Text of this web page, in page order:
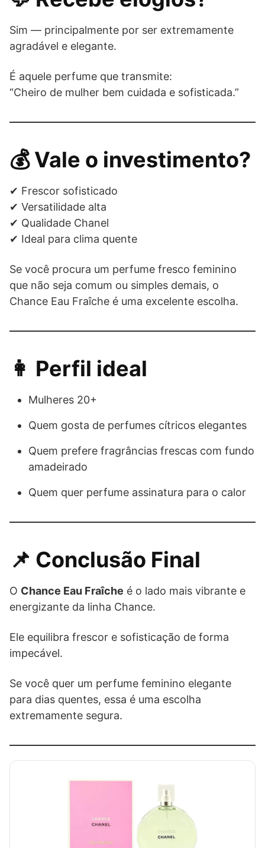
Sim — principalmente por ser extremamente
agradável e elegante.
É aquele perfume que transmite:
“Cheiro de mulher bem cuidada e sofisticada.”
💰 Vale o investimento?
✔ Frescor sofisticado
✔ Versatilidade alta
✔ Qualidade Chanel
✔ Ideal para clima quente
Se você procura um perfume fresco feminino
que não seja comum ou simples demais, o
Chance Eau Fraîche é uma excelente escolha.
👩 Perfil ideal
Mulheres 20+
Quem gosta de perfumes cítricos elegantes
Quem prefere fragrâncias frescas com fundo
amadeirado
Quem quer perfume assinatura para o calor
📌 Conclusão Final
O Chance Eau Fraîche é o lado mais vibrante e
energizante da linha Chance.
Ele equilibra frescor e sofisticação de forma
impecável.
Se você quer um perfume feminino elegante
para dias quentes, essa é uma escolha
extremamente segura.